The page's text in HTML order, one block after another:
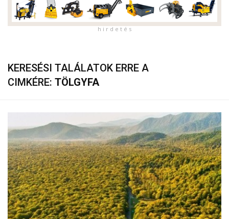
h i r d e t é s
KERESÉSI TALÁLATOK ERRE A
CIMKÉRE: TÖLGYFA